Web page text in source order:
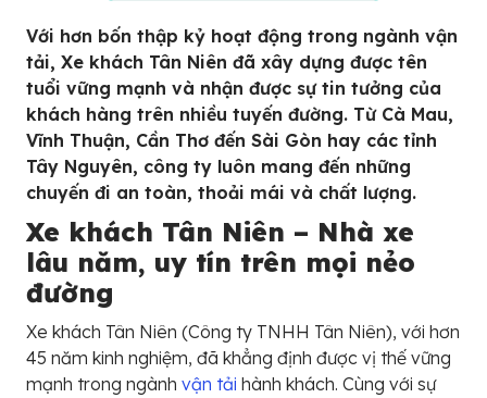
Với hơn bốn thập kỷ hoạt động trong ngành vận
tải, Xe khách Tân Niên đã xây dựng được tên
tuổi vững mạnh và nhận được sự tin tưởng của
khách hàng trên nhiều tuyến đường. Từ Cà Mau,
Vĩnh Thuận, Cần Thơ đến Sài Gòn hay các tỉnh
Tây Nguyên, công ty luôn mang đến những
chuyến đi an toàn, thoải mái và chất lượng.
Xe khách Tân Niên – Nhà xe
lâu năm, uy tín trên mọi nẻo
đường
Xe khách Tân Niên (Công ty TNHH Tân Niên), với hơn
45 năm kinh nghiệm, đã khẳng định được vị thế vững
mạnh trong ngành vận tải hành khách. Cùng với sự